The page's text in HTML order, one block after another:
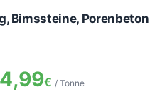
Bimssteine, Porenbeton
€ / Tonne